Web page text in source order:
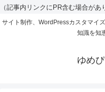
（記事内リンクにPR含む場合があ
サイト制作、WordPressカスタマイ
知識を知
ゆめ